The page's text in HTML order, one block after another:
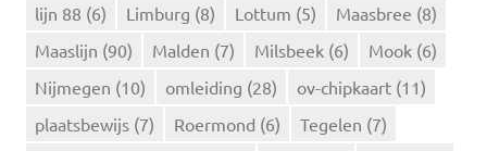
lijn 88 (6) Limburg (8) Lottum (5) Maasbree (8)
Maaslijn (90) Malden (7) Milsbeek (6) Mook (6)
Nijmegen (10) omleiding (28) ov-chipkaart (11)
plaatsbewijs (7) Roermond (6) Tegelen (7)